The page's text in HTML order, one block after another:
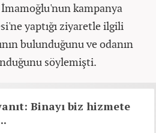
kampanya
yaptığı ziyaretle ilgili
bulunduğunu ve odanın
söylemişti.
Binayı biz hizmete